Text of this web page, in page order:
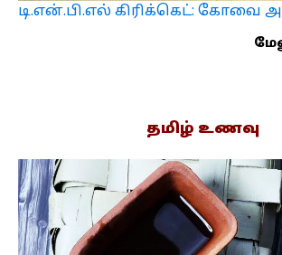
டி.என்.பி.எல் கிரிக்கெட்: கோவை
தமிழ் உணவு